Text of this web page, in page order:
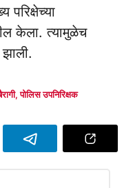
केला. त्यामुळेच
,पोलिस उपनिरिक्षक